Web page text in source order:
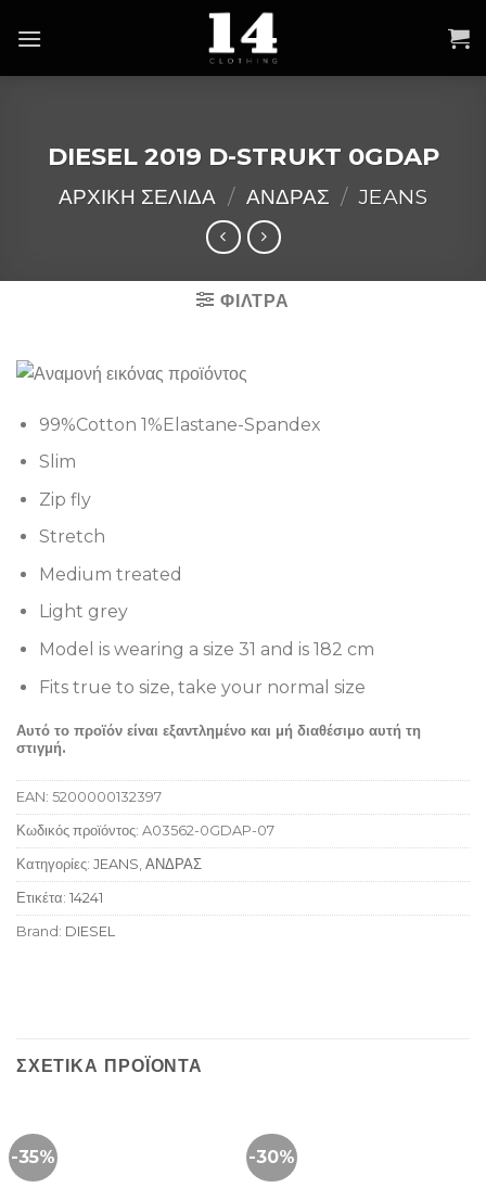
DIESEL 2019 D-STRUKT 0GDAP
ΑΡΧΙΚΉ ΣΕΛΊΔΑ / ΑΝΔΡΑΣ / JEANS
ΦΙΛΤΡΑ
99%Cotton 1%Elastane-Spandex
Slim
Zip fly
Stretch
Medium treated
Light grey
Model is wearing a size 31 and is 182 cm
Fits true to size, take your normal size
Αυτό το προϊόν είναι εξαντλημένο και μή διαθέσιμο αυτή τη
στιγμή.
EAN: 5200000132397
Κωδικός προϊόντος: A03562-0GDAP-07
Κατηγορίες: JEANS, ΑΝΔΡΑΣ
Ετικέτα: 14241
Brand: DIESEL
ΣΧΕΤΙΚΆ ΠΡΟΪΌΝΤΑ
-35% -30%